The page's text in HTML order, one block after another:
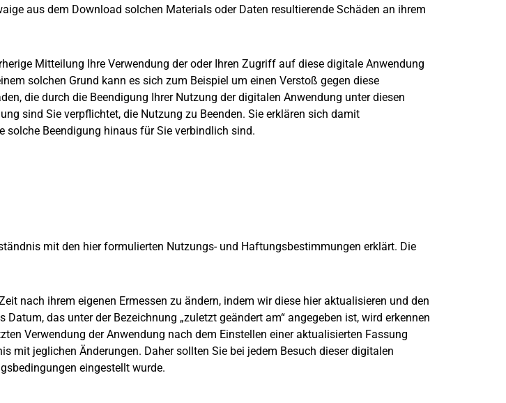
aus dem Download solchen Materials oder Daten resultierende Schäden an ihrem
Mitteilung Ihre Verwendung der oder Ihren Zugriff auf diese digitale Anwendung
solchen Grund kann es sich zum Beispiel um einen Verstoß gegen diese
die durch die Beendigung Ihrer Nutzung der digitalen Anwendung unter diesen
sind Sie verpflichtet, die Nutzung zu Beenden. Sie erklären sich damit
solche Beendigung hinaus für Sie verbindlich sind.
mit den hier formulierten Nutzungs- und Haftungsbestimmungen erklärt. Die
nach ihrem eigenen Ermessen zu ändern, indem wir diese hier aktualisieren und den
das unter der Bezeichnung „zuletzt geändert am“ angegeben ist, wird erkennen
Verwendung der Anwendung nach dem Einstellen einer aktualisierten Fassung
mit jeglichen Änderungen. Daher sollten Sie bei jedem Besuch dieser digitalen
eingestellt wurde.